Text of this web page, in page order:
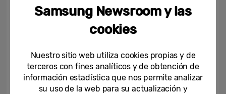
ya están accesibles a través de
‘Universal Guide’, la guía de...
Samsung Newsroom y las
cookies
Nuestro sitio web utiliza cookies propias y de
terceros con fines analíticos y de obtención de
información estadística que nos permite analizar
su uso de la web para su actualización y